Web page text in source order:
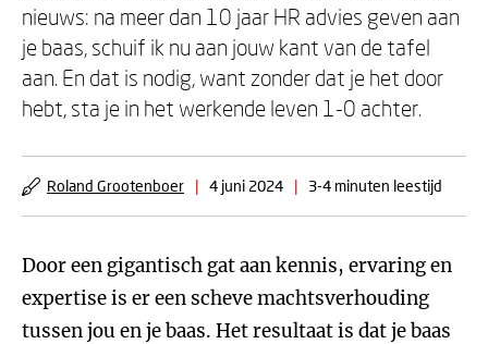
nieuws: na meer dan 10 jaar HR advies geven aan
je baas, schuif ik nu aan jouw kant van de tafel
aan. En dat is nodig, want zonder dat je het door
hebt, sta je in het werkende leven 1-0 achter.
Roland Grootenboer | 4 juni 2024 | 3-4 minuten leestijd
Door een gigantisch gat aan kennis, ervaring en
expertise is er een scheve machtsverhouding
tussen jou en je baas. Het resultaat is dat je baas